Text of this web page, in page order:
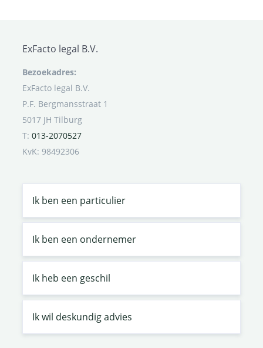
ExFacto legal B.V.
Bezoekadres:
ExFacto legal B.V.
P.F. Bergmansstraat 1
5017 JH Tilburg
T: 013-2070527
KvK: 98492306
Ik ben een particulier
Ik ben een ondernemer
Ik heb een geschil
Ik wil deskundig advies